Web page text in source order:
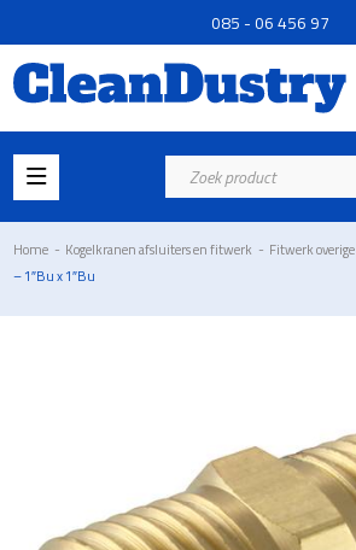
085 - 06 456 97
Producten
zoeken
Home - Kogelkranen afsluiters en fitwerk - Fitwerk overige
– 1″Bu x 1″Bu